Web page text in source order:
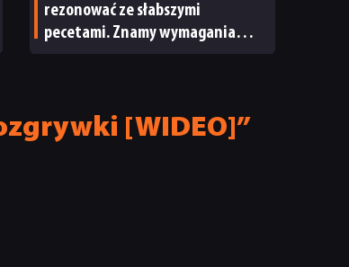
rezonować ze słabszymi
pecetami. Znamy wymagania
[WIDEO]”